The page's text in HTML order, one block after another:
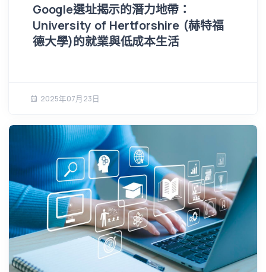
Google選址揭示的潛力地帶：
University of Hertforshire (赫特福
德大學)的就業與低成本生活
2025年07月23日